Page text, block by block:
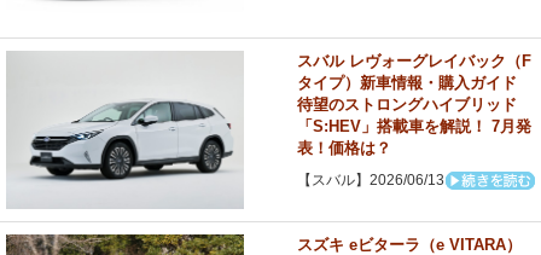
スバル レヴォーグレイバック（F
タイプ）新車情報・購入ガイド
待望のストロングハイブリッド
「S:HEV」搭載車を解説！ 7月発
表！価格は？
【スバル】2026/06/13
スズキ eビターラ（e VITARA）